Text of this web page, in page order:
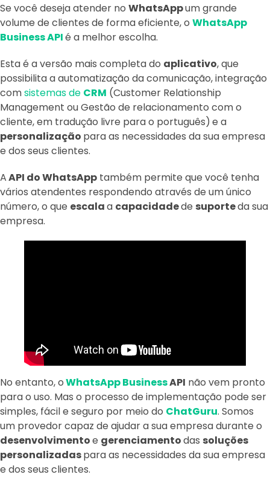
Se você deseja atender no WhatsAppum grande
volume de clientes de forma eficiente, o WhatsApp
Business APIé a melhor escolha.
Esta é a versão mais completa do aplicativo, que
possibilita a automatização da comunicação, integração
comsistemas de CRM (Customer Relationship
Management ou Gestão de relacionamento com o
cliente, em tradução livre para o português) e a
personalização para as necessidades da sua empresa
e dos seus clientes.
AAPI do WhatsApp também permite que você tenha
vários atendentes respondendo através de um único
número, o que escalaa capacidadede suporteda sua
empresa.
No entanto, oWhatsApp BusinessAPI não vem pronto
para o uso. Mas o processo de implementação pode ser
simples, fácil e seguro por meio do ChatGuru. Somos
um provedor capaz de ajudar a sua empresa durante o
desenvolvimentoe gerenciamentodas soluções
personalizadaspara as necessidades da sua empresa
e dos seus clientes.